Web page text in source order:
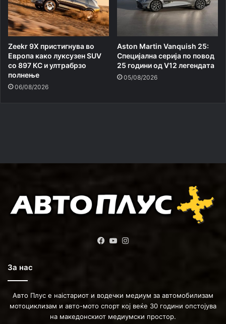
Zeekr 9X пристигнува во
Европа како луксузен SUV
со 897 КС и ултрабрзо
полнење
06/08/2026
Aston Martin Vanquish 25:
Специјална серија по повод
25 години од V12 легендата
05/08/2026
Facebook
YouTube
За нас
Авто Плус е наістариот и водечки медиум за автомобилизам
мотоциклизам и авто-мото спорт кој веќе 30 години опстојува
на македонскиот медиумски простор.